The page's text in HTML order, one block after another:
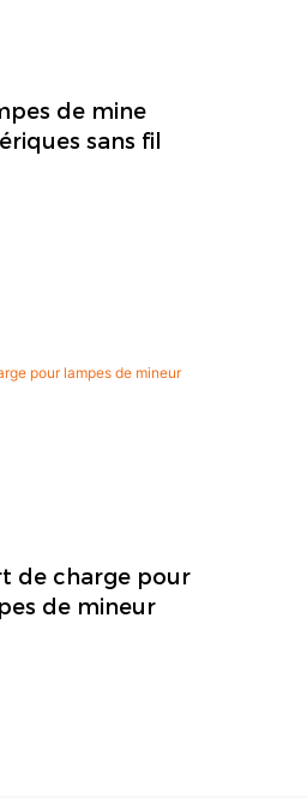
de mine
sans fil
de charge pour
de mineur